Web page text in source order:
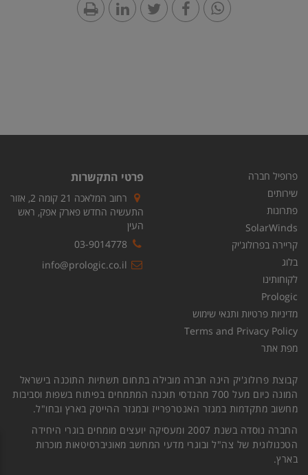
פרופיל חברה
שירותים
פתרונות
SolarWinds
קריירה בפרולוג'יק
בלוג
לקוחותינו
Prologic
מדיניות פרטיות ותנאי שימוש
Terms and Privacy Policy
מפת אתר
פרטי התקשרות
רחוב המלאכה 21 קומה 2, אזור
התעשיה החדש פארק אפק, ראש
העין
03-9014778
info@prologic.co.il
קבוצת פרולוג'יק הינה חברה מובילה בתחום תשתיות התוכנה בישראל
המונה כיום מעל 700 מהנדסי תוכנה המתמחים בפיתוח בשפות וסביבות
מחשוב מתקדמות במגזר האנטרפרייז ובמגזר ההייטק בארץ ובחו"ל.
החברה נוסדה בשנת 2007 ומעסיקה יועצים מומחים בוגרי היחידה
הטכנולוגית של צה"ל ובוגרי מדעי המחשב מאוניברסיטאות מוכרות
בארץ.